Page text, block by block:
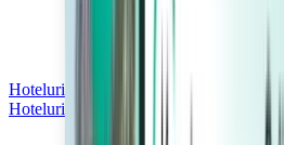
Hoteluri
Hoteluri